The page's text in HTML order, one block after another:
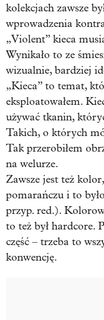
kolekcjach zawsze
wprowadzenia
„Violent” kieca
Wynikało to ze
wizualnie, bardziej
„Kieca” to temat,
eksploatowałem.
używać tkanin,
Takich, o których
Tak przerobiłem
na welurze.
Zawsze jest też
pomarańczu i to
przyp. red.).
to też był hardcore.
część – trzeba to
konwencję.